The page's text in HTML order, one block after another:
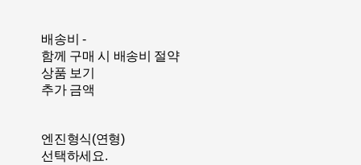
배송비 -
함께 구매 시 배송비 절약
상품 보기
추가 금액
엔진형식(연형)
선택하세요.